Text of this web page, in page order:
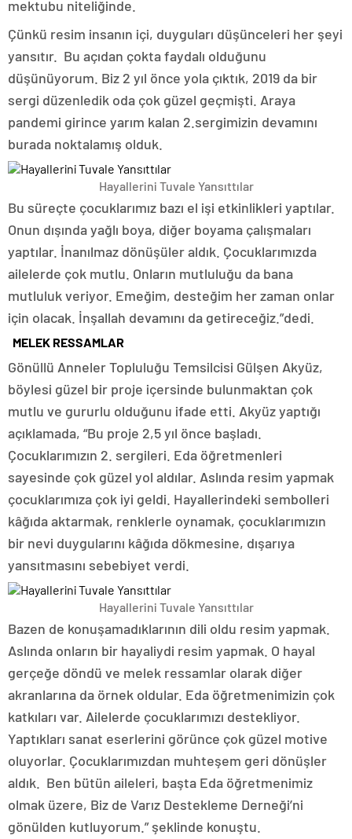
mektubu niteliğinde.
Çünkü resim insanın içi, duyguları düşünceleri her şeyi
yansıtır. Bu açıdan çokta faydalı olduğunu
düşünüyorum. Biz 2 yıl önce yola çıktık, 2019 da bir
sergi düzenledik oda çok güzel geçmişti. Araya
pandemi girince yarım kalan 2.sergimizin devamını
burada noktalamış olduk.
Hayallerini Tuvale Yansıttılar
Bu süreçte çocuklarımız bazı el işi etkinlikleri yaptılar.
Onun dışında yağlı boya, diğer boyama çalışmaları
yaptılar. İnanılmaz dönüşüler aldık. Çocuklarımızda
ailelerde çok mutlu. Onların mutluluğu da bana
mutluluk veriyor. Emeğim, desteğim her zaman onlar
için olacak. İnşallah devamını da getireceğiz.”dedi.
MELEK RESSAMLAR
Gönüllü Anneler Topluluğu Temsilcisi Gülşen Akyüz,
böylesi güzel bir proje içersinde bulunmaktan çok
mutlu ve gururlu olduğunu ifade etti. Akyüz yaptığı
açıklamada, “Bu proje 2,5 yıl önce başladı.
Çocuklarımızın 2. sergileri. Eda öğretmenleri
sayesinde çok güzel yol aldılar. Aslında resim yapmak
çocuklarımıza çok iyi geldi. Hayallerindeki sembolleri
kâğıda aktarmak, renklerle oynamak, çocuklarımızın
bir nevi duygularını kâğıda dökmesine, dışarıya
yansıtmasını sebebiyet verdi.
Hayallerini Tuvale Yansıttılar
Bazen de konuşamadıklarının dili oldu resim yapmak.
Aslında onların bir hayaliydi resim yapmak. O hayal
gerçeğe döndü ve melek ressamlar olarak diğer
akranlarına da örnek oldular. Eda öğretmenimizin çok
katkıları var. Ailelerde çocuklarımızı destekliyor.
Yaptıkları sanat eserlerini görünce çok güzel motive
oluyorlar. Çocuklarımızdan muhteşem geri dönüşler
aldık. Ben bütün aileleri, başta Eda öğretmenimiz
olmak üzere, Biz de Varız Destekleme Derneği’ni
gönülden kutluyorum.” şeklinde konuştu.